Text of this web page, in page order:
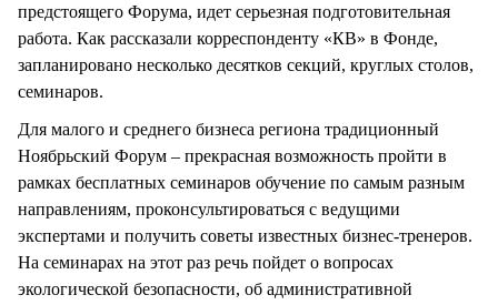
предстоящего Форума, идет серьезная подготовительная
работа. Как рассказали корреспонденту «КВ» в Фонде,
запланировано несколько десятков секций, круглых столов,
семинаров.
Для малого и среднего бизнеса региона традиционный
Ноябрьский Форум – прекрасная возможность пройти в
рамках бесплатных семинаров обучение по самым разным
направлениям, проконсультироваться с ведущими
экспертами и получить советы известных бизнес-тренеров.
На семинарах на этот раз речь пойдет о вопросах
экологической безопасности, об административной